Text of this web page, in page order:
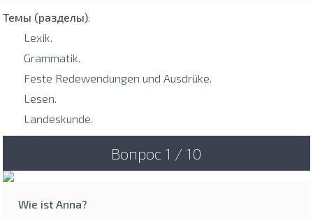
Темы (разделы):
Lexik.
Grammatik.
Feste Redewendungen und Ausdrüke.
Lesen.
Landeskunde.
Вопрос 1 / 10
Wie ist Anna?